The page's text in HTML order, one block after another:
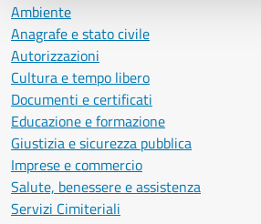
Ambiente
Anagrafe e stato civile
Autorizzazioni
Cultura e tempo libero
Documenti e certificati
Educazione e formazione
Giustizia e sicurezza pubblica
Imprese e commercio
Salute, benessere e assistenza
Servizi Cimiteriali